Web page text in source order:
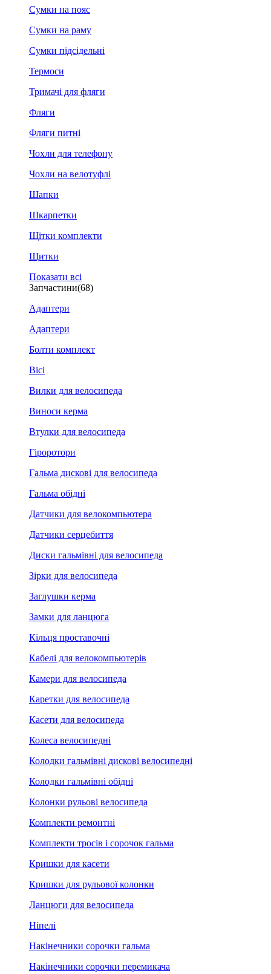
Сумки на пояс
Сумки на раму
Сумки підсідельні
Термоси
Тримачі для фляги
Фляги
Фляги питні
Чохли для телефону
Чохли на велотуфлі
Шапки
Шкарпетки
Щітки комплекти
Щитки
Показати всі
Запчастини(68)
Адаптери
Адаптери
Болти комплект
Вісі
Вилки для велосипеда
Виноси керма
Втулки для велосипеда
Гіроротори
Гальма дискові для велосипеда
Гальма обідні
Датчики для велокомпьютера
Датчики серцебиття
Диски гальмівні для велосипеда
Зірки для велосипеда
Заглушки керма
Замки для ланцюга
Кільця проставочні
Кабелі для велокомпьютерів
Камери для велосипеда
Каретки для велосипеда
Касети для велосипеда
Колеса велосипедні
Колодки гальмівні дискові велосипедні
Колодки гальмівні обідні
Колонки рульові велосипеда
Комплекти ремонтні
Комплекти тросів і сорочок гальма
Кришки для касети
Кришки для рульової колонки
Ланцюги для велосипеда
Ніпелі
Накінечники сорочки гальма
Накінечники сорочки перемикача